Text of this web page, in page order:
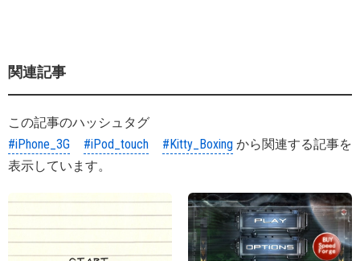
関連記事
この記事のハッシュタグ
#iPhone_3G
#iPod_touch #Kitty_Boxing から関連する記事を
表示しています。